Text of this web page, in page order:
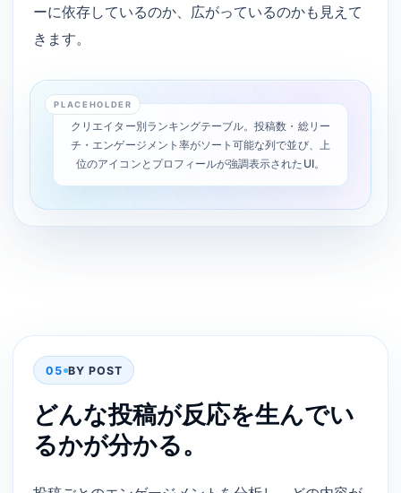
ーに依存しているのか、広がっているのかも見えて
きます。
PLACEHOLDER
クリエイター別ランキングテーブル。投稿数・総リー
チ・エンゲージメント率がソート可能な列で並び、上
位のアイコンとプロフィールが強調表示されたUI。
05 BY POST
どんな投稿が反応を生んでい
るかが分かる。